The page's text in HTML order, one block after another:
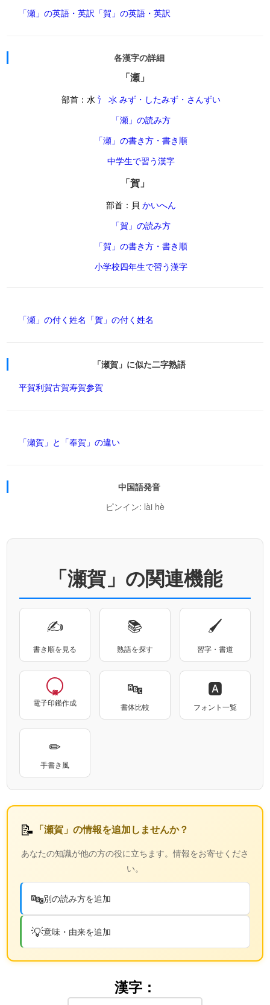
「瀬」の英語・英訳 「賀」の英語・英訳
各漢字の詳細
「瀬」
部首：水 氵 氺 みず・したみず・さんずい
「瀬」の読み方
「瀬」の書き方・書き順
中学生で習う漢字
「賀」
部首：貝 かいへん
「賀」の読み方
「賀」の書き方・書き順
小学校四年生で習う漢字
「瀬」の付く姓名 「賀」の付く姓名
「瀬賀」に似た二字熟語
平賀利賀古賀寿賀参賀
「瀬賀」と「奉賀」の違い
中国語発音
ピンイン: lài hè
「瀬賀」の関連機能
✍
書き順を見る
📚
熟語を探す
🖌
習字・書道
電子印鑑作成
🔤
書体比較
🅰
フォント一覧
✏
手書き風
📝 「瀬賀」の情報を追加しませんか？
あなたの知識が他の方の役に立ちます。情報をお寄せくださ
い。
🔤別の読み方を追加
💡意味・由来を追加
漢字：